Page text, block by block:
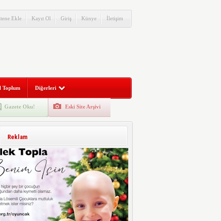
Ekle Kayıt Ol Giriş Künye İletişim
Toplum Diğerleri
Gazete Oku! Eski Site Arşivi
Reklam